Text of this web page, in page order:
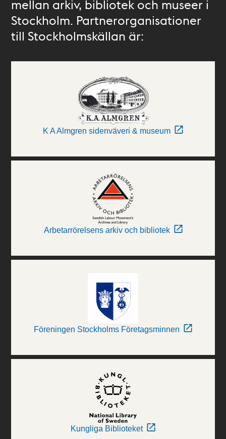
mellan arkiv, bibliotek och museer i
Stockholm. Partnerorganisationer
till Stockholmskällan är:
K A Almgren sidenväveri & museum
Arbetarrörelsens arkiv och bibliotek
Föreningen Stockholms Företagsminnen
Kungliga Biblioteket